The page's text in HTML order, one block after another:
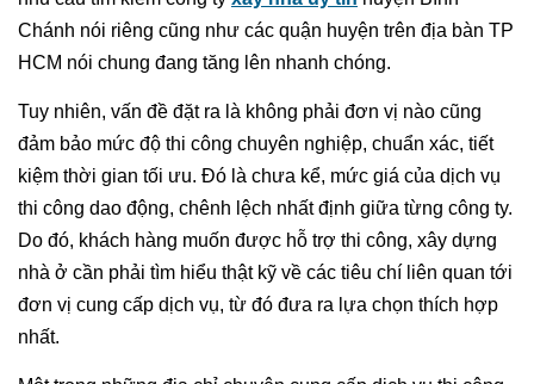
Chánh nói riêng cũng như các quận huyện trên địa bàn TP
HCM nói chung đang tăng lên nhanh chóng.
Tuy nhiên, vấn đề đặt ra là không phải đơn vị nào cũng
đảm bảo mức độ thi công chuyên nghiệp, chuẩn xác, tiết
kiệm thời gian tối ưu. Đó là chưa kể, mức giá của dịch vụ
thi công dao động, chênh lệch nhất định giữa từng công ty.
Do đó, khách hàng muốn được hỗ trợ thi công, xây dựng
nhà ở cần phải tìm hiểu thật kỹ về các tiêu chí liên quan tới
đơn vị cung cấp dịch vụ, từ đó đưa ra lựa chọn thích hợp
nhất.